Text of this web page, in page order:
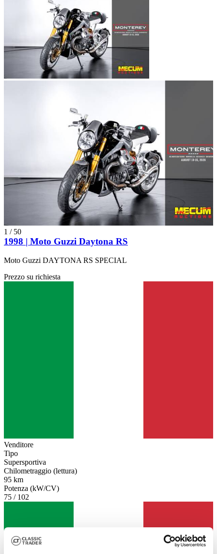
1 / 50
1998 | Moto Guzzi Daytona RS
Moto Guzzi DAYTONA RS SPECIAL
Prezzo su richiesta
Venditore
Tipo
Supersportiva
Chilometraggio (lettura)
95 km
Potenza (kW/CV)
75 / 102